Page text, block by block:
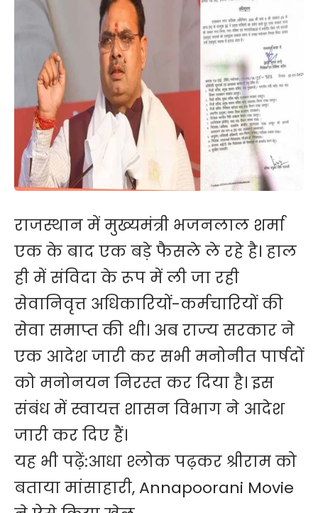
राजस्थान में मुख्यमंत्री भजनलाल शर्मा
एक के बाद एक बड़े फैसले ले रहे है। हाल
ही में संविदा के रूप में ली जा रही
सेवानिवृत्त अधिकारियों-कर्मचारियों की
सेवा समाप्त की थी। अब राज्य सरकार ने
एक आदेश जारी कर सभी मनोनीत पार्षदों
को मनोनयन निरस्त कर दिया है। इस
संबंध में स्वायत्त शासन विभाग ने आदेश
जारी कर दिए हैं।
यह भी पढ़ें:आधा श्लोक पढ़कर श्रीराम को
बताया मांसाहारी, Annapoorani Movie